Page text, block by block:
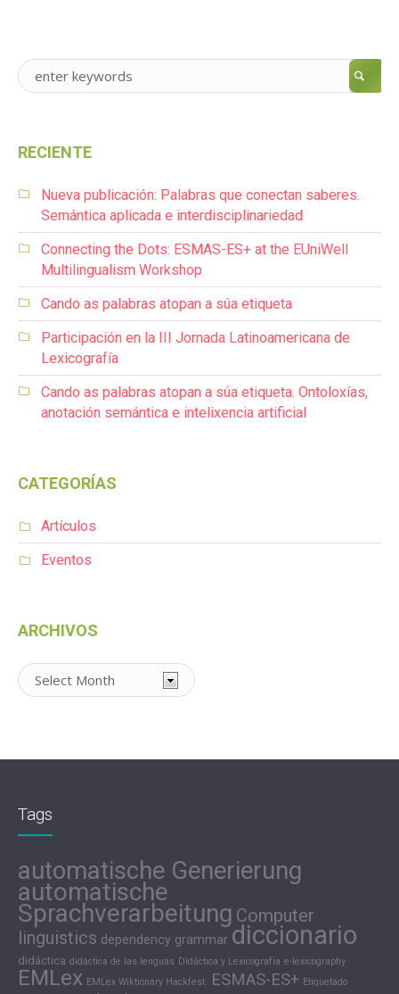
RECIENTE
Nueva publicación: Palabras que conectan saberes.
Semántica aplicada e interdisciplinariedad
Connecting the Dots: ESMAS-ES+ at the EUniWell
Multilingualism Workshop
Cando as palabras atopan a súa etiqueta
Participación en la III Jornada Latinoamericana de
Lexicografía
Cando as palabras atopan a súa etiqueta. Ontoloxías,
anotación semántica e intelixencia artificial
CATEGORÍAS
Artículos
Eventos
ARCHIVOS
Archivos
Tags
automatische Generierung
automatische
Sprachverarbeitung Computer
linguistics dependency grammar diccionario
didáctica didáctica de las lenguas Didáctica y Lexicografía e-lexicography
EMLex EMLex Wiktionary Hackfest. ESMAS-ES+ Etiquetado